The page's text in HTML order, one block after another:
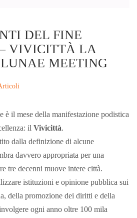
DEL FINE
VIVICITTÀ LA
LUNAE MEETING
è il mese della manifestazione podistica
il Vivicittà.
dalla definizione di alcune
davvero appropriata per una
tre decenni muove intere città.
istituzioni e opinione pubblica sui
della promozione dei diritti e della
ogni anno oltre 100 mila